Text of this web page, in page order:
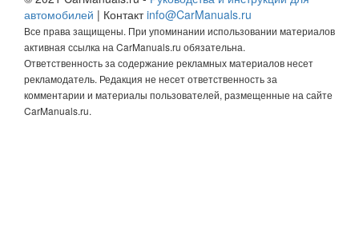
автомобилей | Контактinfo@CarManuals.ru
Все права защищены. При упоминании использовании материалов
активная ссылка на CarManuals.ru обязательна.
Ответственность за содержание рекламных материалов несет
рекламодатель. Редакция не несет ответственность за
комментарии и материалы пользователей, размещенные на сайте
CarManuals.ru.